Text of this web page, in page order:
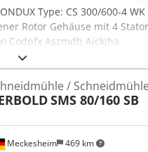
Type: CS 300/600-4
Rotor Gehäuse mit 4
Codpfx Aszmdh Ajckjha
Meckesheim 469 km
/
SMS 80/160 SB